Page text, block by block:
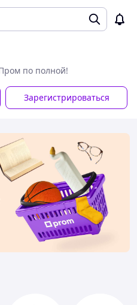
по полной!
Зарегистрироваться